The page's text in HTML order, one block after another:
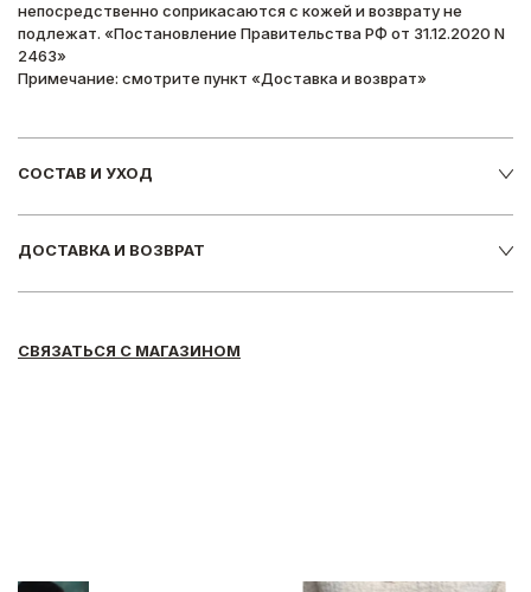
непосредственно соприкасаются с кожей и возврату не
подлежат. «Постановление Правительства РФ от 31.12.2020 N
2463»
Примечание: смотрите пункт «Доставка и возврат»
СОСТАВ И УХОД
ДОСТАВКА И ВОЗВРАТ
СВЯЗАТЬСЯ С МАГАЗИНОМ